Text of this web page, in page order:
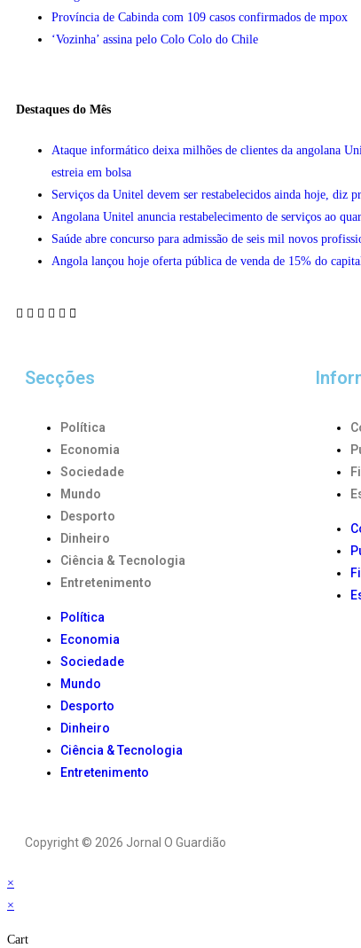
Província de Cabinda com 109 casos confirmados de mpox
‘Vozinha’ assina pelo Colo Colo do Chile
Destaques do Mês
Ataque informático deixa milhões de clientes da angolana
estreia em bolsa
Serviços da Unitel devem ser restabelecidos ainda hoje, diz
Angolana Unitel anuncia restabelecimento de serviços ao
Saúde abre concurso para admissão de seis mil novos
Angola lançou hoje oferta pública de venda de 15% do
Secções
Política
Economia
Sociedade
Mundo
Desporto
Dinheiro
Ciência & Tecnologia
Entretenimento
Política
Economia
Sociedade
Mundo
Desporto
Dinheiro
Ciência & Tecnologia
Entretenimento
Copyright © 2026 Jornal O Guardião
×
×
Cart